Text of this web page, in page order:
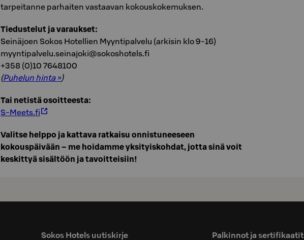
tarpeitanne parhaiten vastaavan kokouskokemuksen.
Tiedustelut ja varaukset:
Seinäjoen Sokos Hotellien Myyntipalvelu (arkisin klo 9-16)
myyntipalvelu.seinajoki@sokoshotels.fi
+358 (0)10 7648100
(Puhelun hinta »)
Tai netistä osoitteesta:
S-Meets.fi
Valitse helppo ja kattava ratkaisu onnistuneeseen
kokouspäivään – me hoidamme yksityiskohdat, jotta sinä voit
keskittyä sisältöön ja tavoitteisiin!
Sokos Hotels uutiskirje Palkinnot ja sertifikaatit